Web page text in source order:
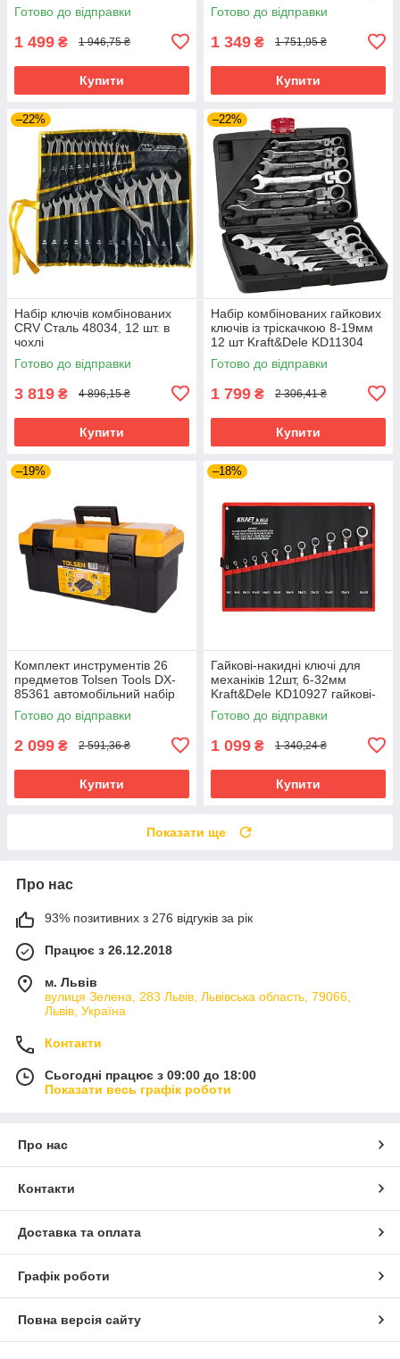
Готово до відправки
1 499 ₴ 1 946,75 ₴
Купити
Готово до відправки
1 349 ₴ 1 751,95 ₴
Купити
–22%
Набір ключів комбінованих
CRV Сталь 48034, 12 шт. в
чохлі
Готово до відправки
3 819 ₴ 4 896,15 ₴
Купити
–22%
Набір комбінованих гайкових
ключів із тріскачкою 8-19мм
12 шт Kraft&Dele KD11304
ключі з шарніром
Готово до відправки
1 799 ₴ 2 306,41 ₴
Купити
–19%
Комплект инструментів 26
предметов Tolsen Tools DX-
85361 автомобільний набір
інструментів
Готово до відправки
2 099 ₴ 2 591,36 ₴
Купити
–18%
Гайкові-накидні ключі для
механіків 12шт, 6-32мм
Kraft&Dele KD10927 гайкові-
накидні ключі набір
Готово до відправки
1 099 ₴ 1 340,24 ₴
Купити
Показати ще
Про нас
93% позитивних з 276 відгуків за рік
Працює з 26.12.2018
м. Львів
вулиця Зелена, 283 Львів, Львівська область, 79066,
Львів, Україна
Контакти
Сьогодні працює з 09:00 до 18:00
Показати весь графік роботи
Про нас
Контакти
Доставка та оплата
Графік роботи
Повна версія сайту